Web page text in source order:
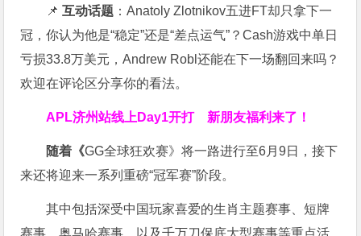
📌互动话题 ：Anatoly Zlotnikov五进FT却只拿下一
冠，你认为他是“稳定”还是“差点运气”？Cash游戏中单日
亏损33.8万美元，Andrew Robl还能在下一场翻回来吗？
欢迎在评论区分享你的看法。
APL济州站线上Day1开打 新朋友福利来了！
随着《GG全球狂欢赛》将一路进行至6月9日，接下
来还将迎来一系列重磅“冠军赛”阶段。
其中包括深受中国玩家喜爱的生肖主题赛事、短牌
赛事、奥马哈赛事，以及千万刀保底大型赛事等重点活